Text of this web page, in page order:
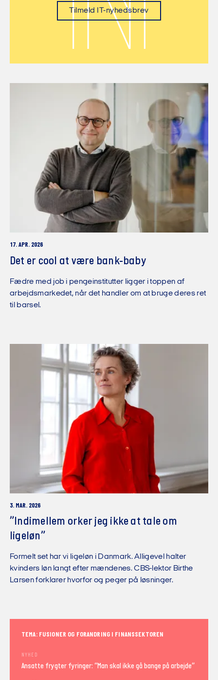
Tilmeld IT-nyhedsbrev
17. APR. 2026
Det er cool at være bank-baby
Fædre med job i pengeinstitutter ligger i toppen af
arbejdsmarkedet, når det handler om at bruge deres ret
til barsel.
3. MAR. 2026
”Indimellem orker jeg ikke at tale om
ligeløn”
Formelt set har vi ligeløn i Danmark. Alligevel halter
kvinders løn langt efter mændenes. CBS-lektor Birthe
Larsen forklarer hvorfor og peger på løsninger.
TEMA: FUSIONER OG FORANDRING I FINANSSEKTOREN
NYHED
Ansatte frygter fyringer: “Man skal ikke gå bange på arbejde”